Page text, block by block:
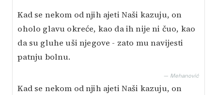
Kad se nekom od njih ajeti Naši kazuju, on
oholo glavu okreće, kao da ih nije ni čuo, kao
da su gluhe uši njegove - zato mu navijesti
patnju bolnu.
— Mehanović
Kad se nekom od njih ajeti Naši kazuju, on